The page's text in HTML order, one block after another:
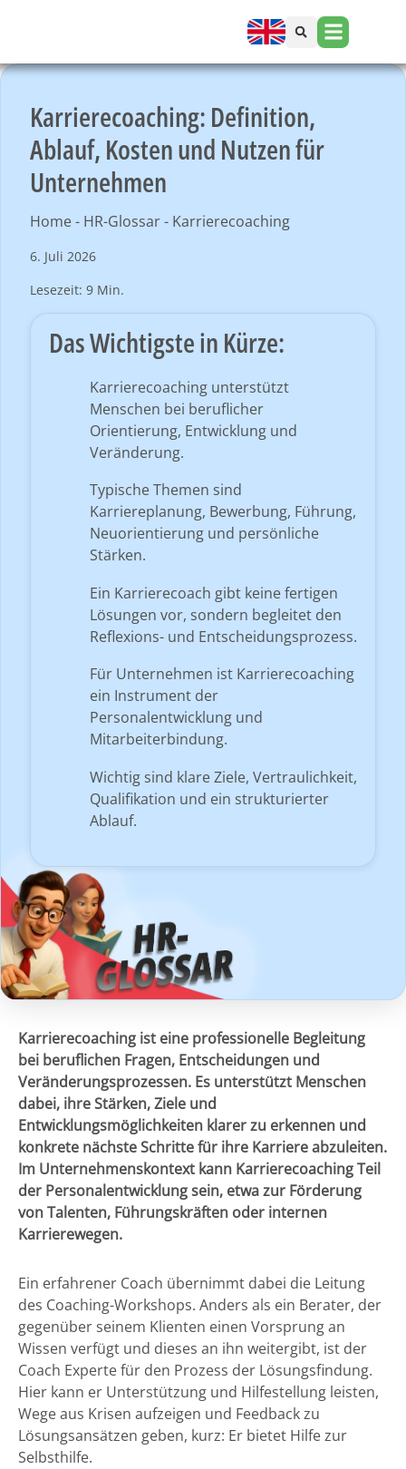
Karrierecoaching: Definition,
Ablauf, Kosten und Nutzen für
Unternehmen
Home- HR-Glossar- Karrierecoaching
6. Juli 2026
Lesezeit: 9 Min.
Das Wichtigste in Kürze:
Karrierecoaching unterstützt
Menschen bei beruflicher
Orientierung, Entwicklung und
Veränderung.
Typische Themen sind
Karriereplanung, Bewerbung, Führung,
Neuorientierung und persönliche
Stärken.
Ein Karrierecoach gibt keine fertigen
Lösungen vor, sondern begleitet den
Reflexions- und Entscheidungsprozess.
Für Unternehmen ist Karrierecoaching
ein Instrument der
Personalentwicklung und
Mitarbeiterbindung.
Wichtig sind klare Ziele, Vertraulichkeit,
Qualifikation und ein strukturierter
Ablauf.
Karrierecoaching ist eine professionelle Begleitung
bei beruflichen Fragen, Entscheidungen und
Veränderungsprozessen. Es unterstützt Menschen
dabei, ihre Stärken, Ziele und
Entwicklungsmöglichkeiten klarer zu erkennen und
konkrete nächste Schritte für ihre Karriere abzuleiten.
Im Unternehmenskontext kann Karrierecoaching Teil
der Personalentwicklung sein, etwa zur Förderung
von Talenten, Führungskräften oder internen
Karrierewegen.
Ein erfahrener Coach übernimmt dabei die Leitung
des Coaching-Workshops. Anders als ein Berater, der
gegenüber seinem Klienten einen Vorsprung an
Wissen verfügt und dieses an ihn weitergibt, ist der
Coach Experte für den Prozess der Lösungsfindung.
Hier kann er Unterstützung und Hilfestellung leisten,
Wege aus Krisen aufzeigen und Feedback zu
Lösungsansätzen geben, kurz: Er bietet Hilfe zur
Selbsthilfe.